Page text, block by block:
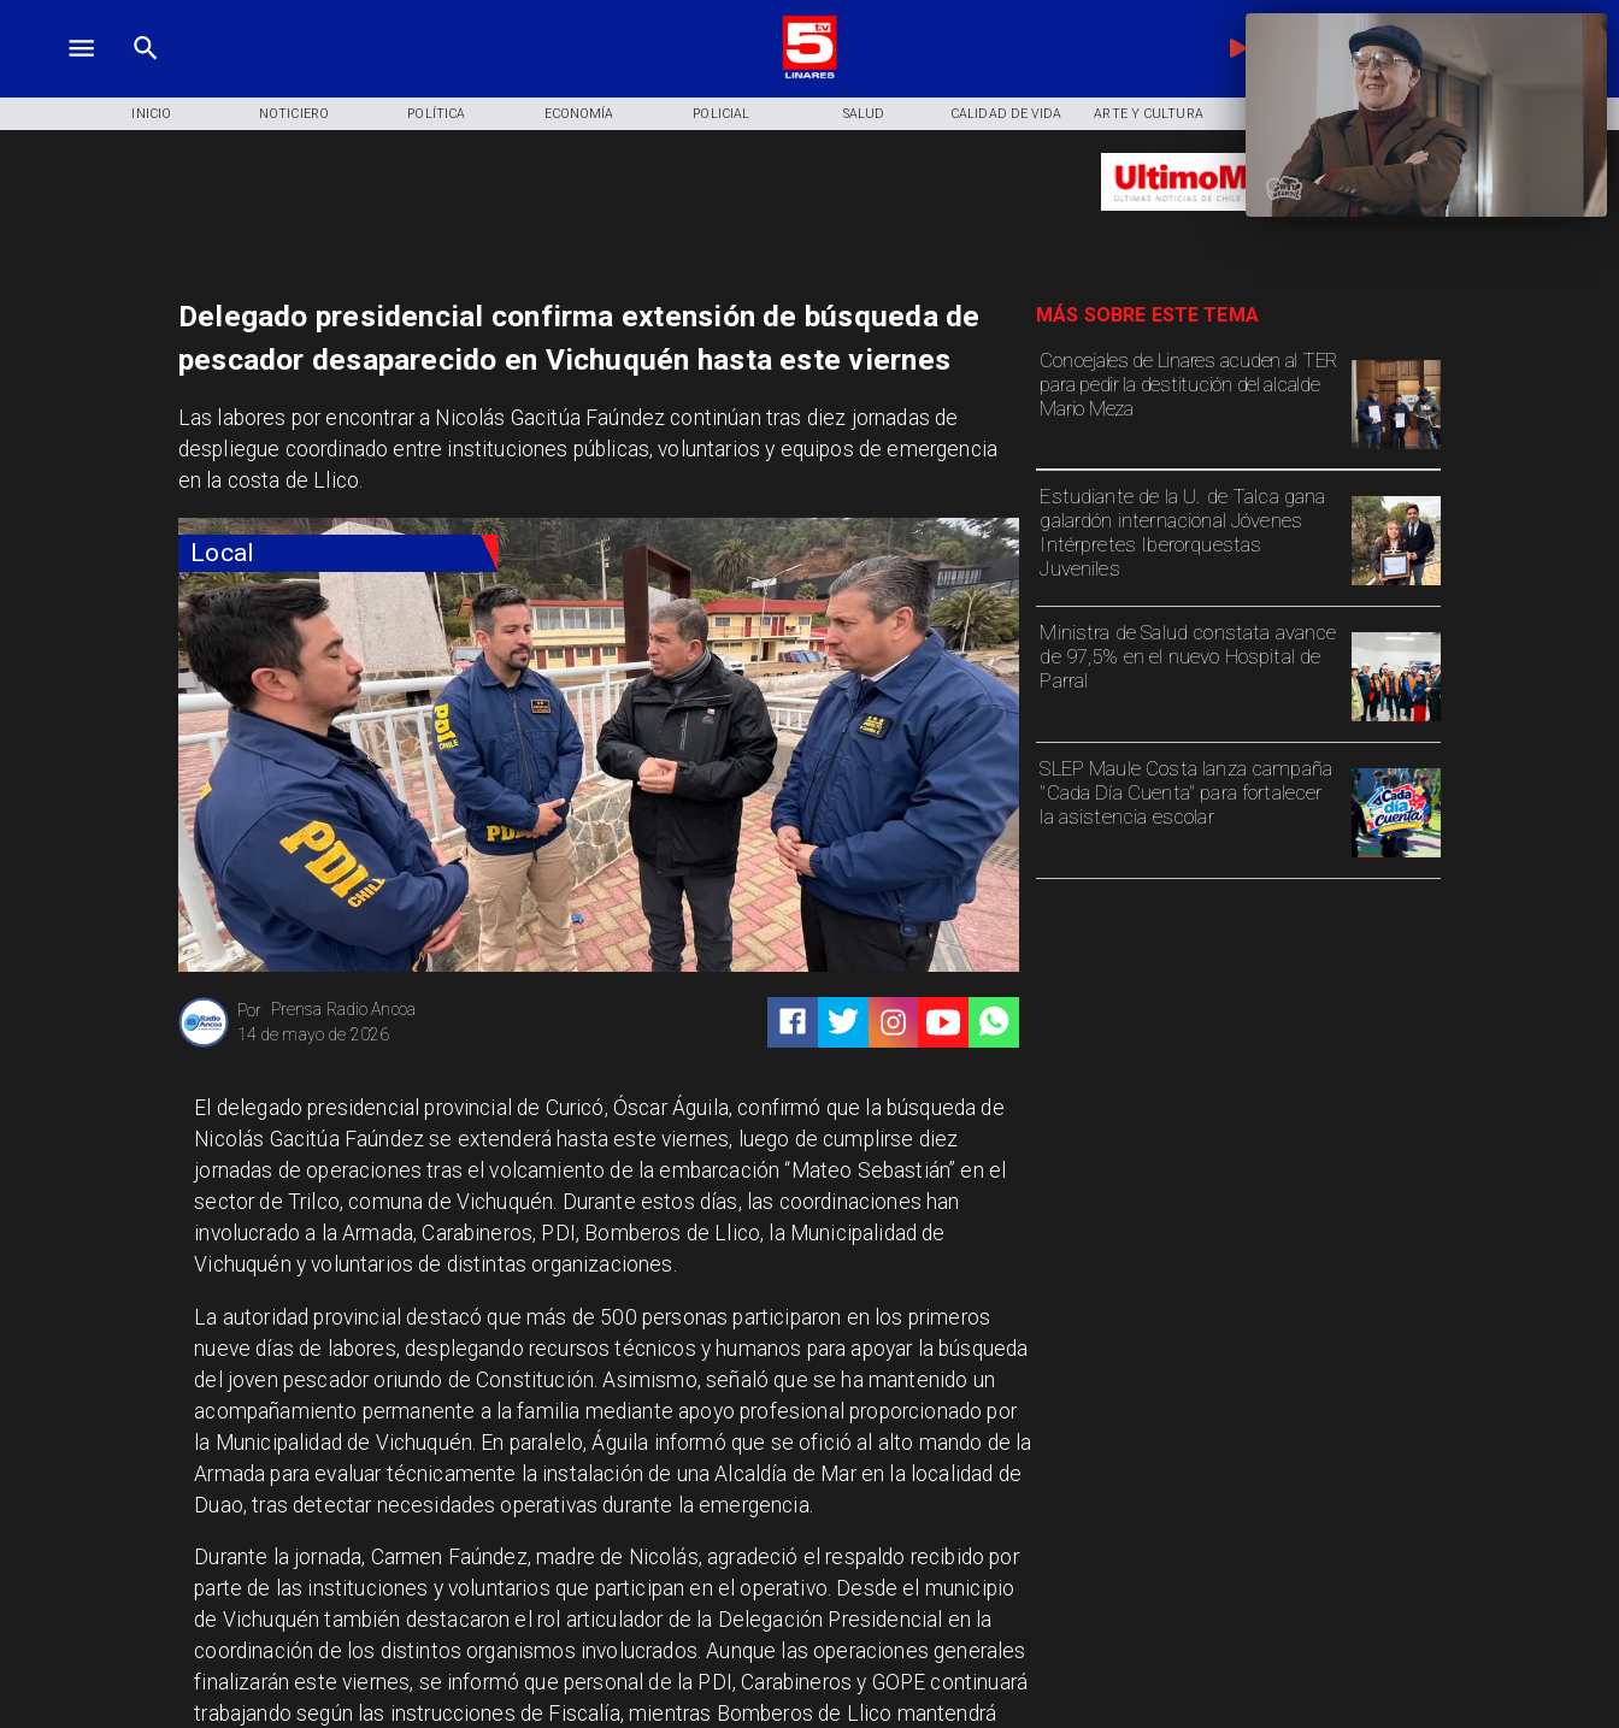
EN VIVO
INICIO NOTICIERO POLÍTICA ECONOMÍA POLICIAL SALUD CALIDAD DE VIDA ARTE Y CULTURA COMUNIDAD DEPORTES
Local
Prensa Radio Ancoa
Por
14 de mayo de 2026
Concejales de Linares acuden al TER
para pedir la destitución del alcalde
Mario Meza
Estudiante de la U. de Talca gana
galardón internacional Jóvenes
Intérpretes Iberorquestas
Juveniles
Ministra de Salud constata avance
de 97,5% en el nuevo Hospital de
Parral
SLEP Maule Costa lanza campaña
"Cada Día Cuenta" para fortalecer
la asistencia escolar
MÁS SOBRE ESTE TEMA
Delegado presidencial confirma extensión de búsqueda de
pescador desaparecido en Vichuquén hasta este viernes
​Las labores por encontrar a Nicolás Gacitúa Faúndez continúan tras diez jornadas de
despliegue coordinado entre instituciones públicas, voluntarios y equipos de emergencia
en la costa de Llico.
El delegado presidencial provincial de Curicó, Óscar Águila, confirmó que la búsqueda de
Nicolás Gacitúa Faúndez se extenderá hasta este viernes, luego de cumplirse diez
jornadas de operaciones tras el volcamiento de la embarcación “Mateo Sebastián” en el
sector de Trilco, comuna de Vichuquén. Durante estos días, las coordinaciones han
involucrado a la Armada, Carabineros, PDI, Bomberos de Llico, la Municipalidad de
Vichuquén y voluntarios de distintas organizaciones.
La autoridad provincial destacó que más de 500 personas participaron en los primeros
nueve días de labores, desplegando recursos técnicos y humanos para apoyar la búsqueda
del joven pescador oriundo de Constitución. Asimismo, señaló que se ha mantenido un
acompañamiento permanente a la familia mediante apoyo profesional proporcionado por
la Municipalidad de Vichuquén. En paralelo, Águila informó que se ofició al alto mando de la
Armada para evaluar técnicamente la instalación de una Alcaldía de Mar en la localidad de
Duao, tras detectar necesidades operativas durante la emergencia.
Durante la jornada, Carmen Faúndez, madre de Nicolás, agradeció el respaldo recibido por
parte de las instituciones y voluntarios que participan en el operativo. Desde el municipio
de Vichuquén también destacaron el rol articulador de la Delegación Presidencial en la
coordinación de los distintos organismos involucrados. Aunque las operaciones generales
finalizarán este viernes, se informó que personal de la PDI, Carabineros y GOPE continuará
trabajando según las instrucciones de Fiscalía, mientras Bomberos de Llico mantendrá